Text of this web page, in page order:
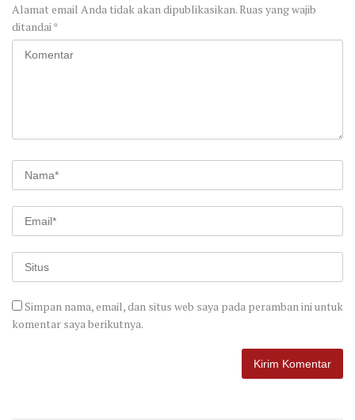
Alamat email Anda tidak akan dipublikasikan.Ruas yang wajib
ditandai *
Simpan nama, email, dan situs web saya pada peramban ini untuk
komentar saya berikutnya.